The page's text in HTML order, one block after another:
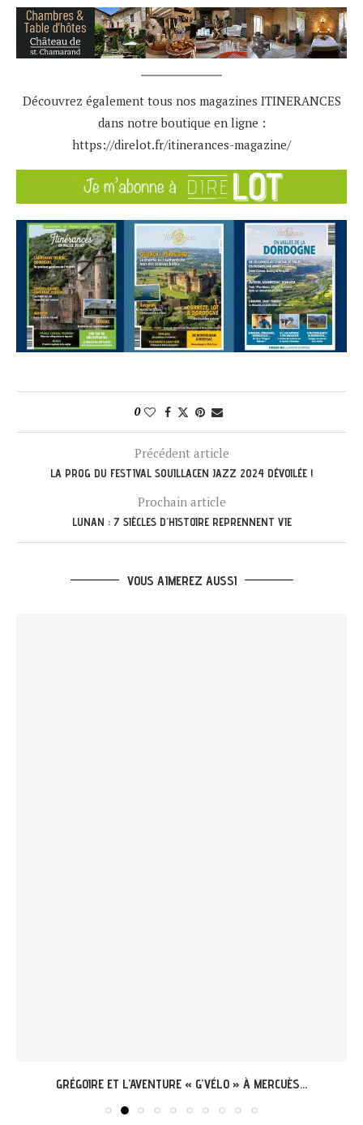
Découvrez également tous nos magazines ITINERANCES
dans notre boutique en ligne :
https://direlot.fr/itinerances-magazine/
0
Précédent article
LA PROG DU FESTIVAL SOUILLACEN JAZZ 2024 DÉVOILÉE !
Prochain article
LUNAN : 7 SIÈCLES D’HISTOIRE REPRENNENT VIE
VOUS AIMEREZ AUSSI
PAR-DELÀ LES FALAISES ET LES RIVIÈRES,BALADE SUR LE...